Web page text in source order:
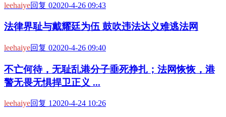
leehaiye回复 02020-4-26 09:43
法律界耻与戴耀廷为伍 鼓吹违法达义难逃法网
leehaiye回复 02020-4-26 09:40
不亡何待，无耻乱港分子垂死挣扎；法网恢恢，港
警无畏无惧捍卫正义 ...
leehaiye回复 1 2020-4-24 10:26